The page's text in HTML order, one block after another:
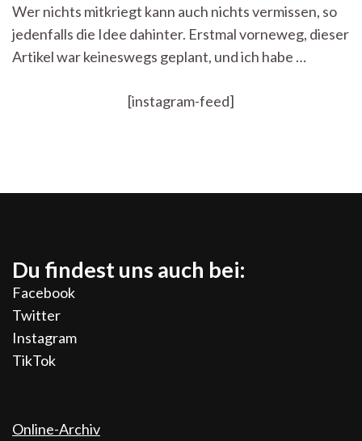
Media
Wer nichts mitkriegt kann auch nichts vermissen, so
jedenfalls die Idee dahinter. Erstmal vorneweg, dieser
Artikel war keineswegs geplant, und ich habe …
[instagram-feed]
Du findest uns auch bei:
Facebook
Twitter
Instagram
TikTok
Online-Archiv